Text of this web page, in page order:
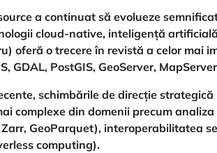
a continuat să evolueze
cloud-native, inteligență
oferă o trecere în revistă a celor mai
GDAL, PostGIS, GeoServer,
schimbările de direcție
complexe din domenii precum
GeoParquet), interoperabilitatea
computing).